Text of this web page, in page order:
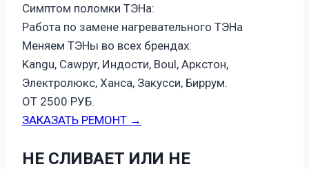
Симптом поломки ТЭНа:
Работа по замене нагревательного ТЭНа
Меняем ТЭНы во всех брендах:
Kangu, Cawpyr, Индости, Boul, Аркстон,
Электролюкс, Ханса, Закусси, Биррум.
ОТ 2500 РУБ.
ЗАКАЗАТЬ РЕМОНТ →
НЕ СЛИВАЕТ ИЛИ НЕ